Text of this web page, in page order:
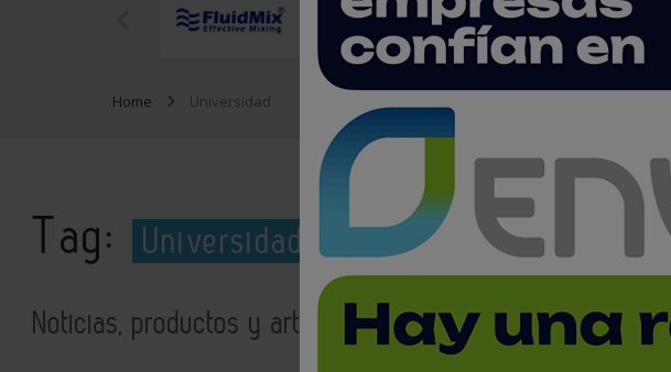
Home Universidad
Tag: Universidad
Noticias, productos y artículos relacionados a universidad